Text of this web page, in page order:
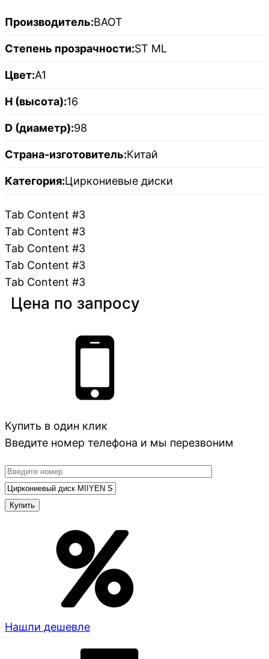
Производитель:BAOT
Степень прозрачности:ST ML
Цвет:A1
H (высота):16
D (диаметр):98
Страна-изготовитель:Китай
Категория:Циркониевые диски
Tab Content #3
Tab Content #3
Tab Content #3
Tab Content #3
Tab Content #3
Цена по запросу
Купить в один клик
Введите номер телефона и мы перезвоним
Нашли дешевле